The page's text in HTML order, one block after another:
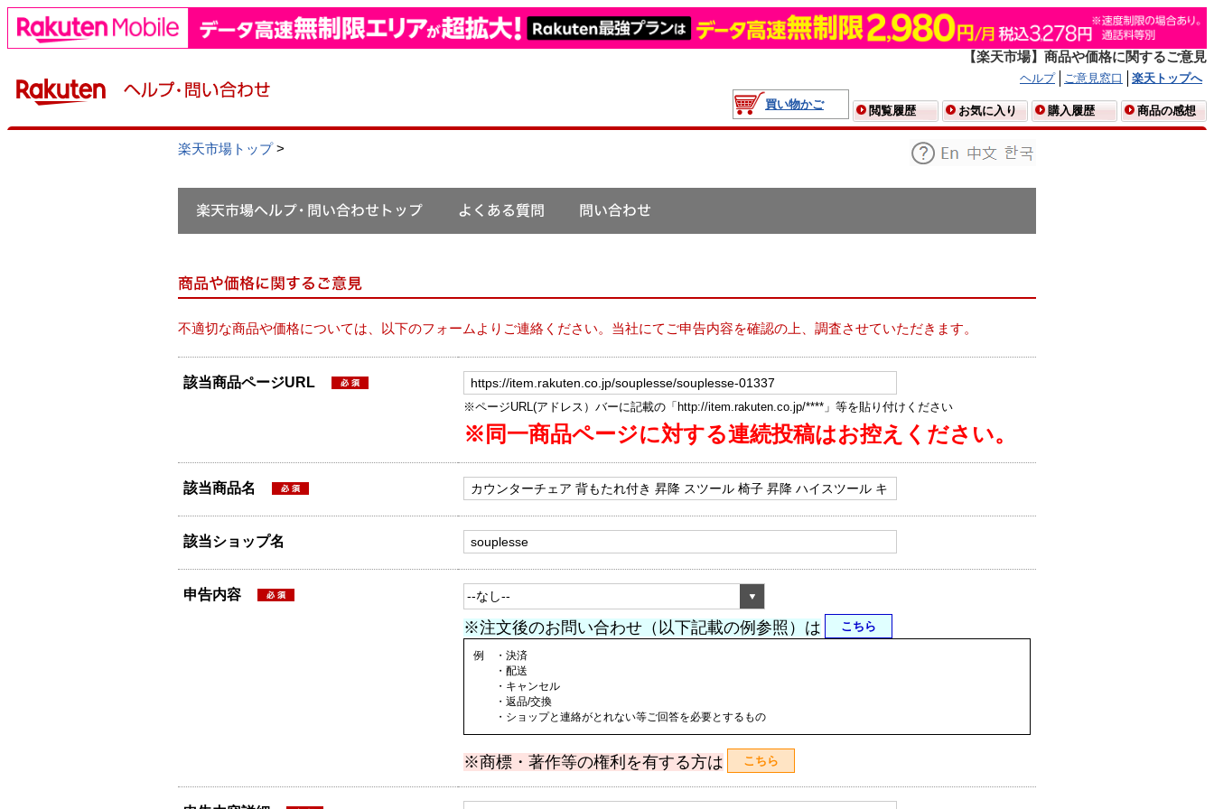
【楽天市場】商品や価格に関するご意見
ヘルプ ご意見窓口
楽天トップへ
買い物かご
閲覧履歴 お気に入り 購入履歴 商品の感想
楽天市場トップ>
不適切な商品や価格については、以下のフォームよりご連絡ください。当社にてご申告内容を確認の上、調査させていただきます。
該当商品ページURL
※ページURL(アドレス）バーに記載の「http://item.rakuten.co.jp/****」等を貼り付けください
※同一商品ページに対する連続投稿はお控えください。
該当商品名
該当ショップ名
申告内容
※注文後のお問い合わせ（以下記載の例参照）は こちら
例 ・決済
・配送
・キャンセル
・返品/交換
・ショップと連絡がとれない等ご回答を必要とするもの
※商標・著作等の権利を有する方は こちら